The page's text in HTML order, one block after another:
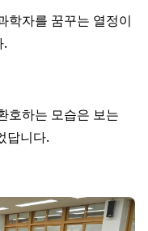
학자를 꿈꾸는 열정이
.
호하는 모습은 보는
답니다.